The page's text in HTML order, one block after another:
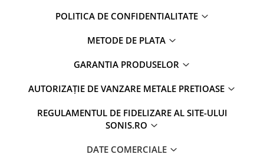
POLITICA DE CONFIDENTIALITATE
METODE DE PLATA
GARANTIA PRODUSELOR
AUTORIZAȚIE DE VANZARE METALE PRETIOASE
REGULAMENTUL DE FIDELIZARE AL SITE-ULUI
SONIS.RO
DATE COMERCIALE